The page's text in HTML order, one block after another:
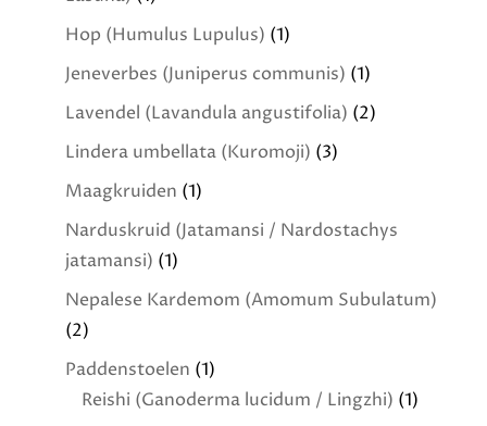
Hop (Humulus Lupulus) (1)
Jeneverbes (Juniperus communis) (1)
Lavendel (Lavandula angustifolia) (2)
Lindera umbellata (Kuromoji) (3)
Maagkruiden (1)
Narduskruid (Jatamansi / Nardostachys
jatamansi) (1)
Nepalese Kardemom (Amomum Subulatum)
(2)
Paddenstoelen (1)
Reishi (Ganoderma lucidum / Lingzhi) (1)